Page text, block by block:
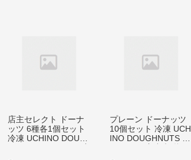
店主セレクト ドーナ
ッツ 6種各1個セット
冷凍 UCHINO DOUG
プレーン ドーナッツ
10個セット 冷凍 UCH
INO DOUGHNUTS ド